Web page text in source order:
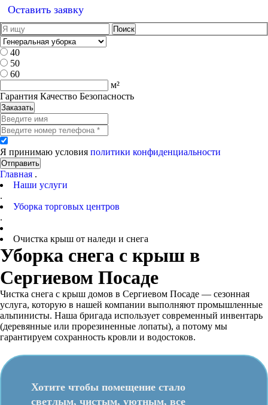
Оставить заявку
40
50
60
м²
Гарантия Качество Безопасность
Заказать
Я принимаю условия политики конфиденциальности
Отправить
Главная .
Наши услуги
.
Уборка торговых центров
.
Очистка крыш от наледи и снега
Уборка снега с крыш в
Сергиевом Посаде
Чистка снега с крыш домов в Сергиевом Посаде — сезонная
услуга, которую в нашей компании выполняют промышленные
альпинисты. Наша бригада использует современный инвентарь
(деревянные или прорезиненные лопаты), а потому мы
гарантируем сохранность кровли и водостоков.
Хотите чтобы помещение стало
светлым, чистым, уютным, все